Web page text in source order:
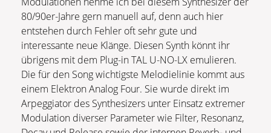
80/90er-Jahre gern manuell auf, denn auch hier
entstehen durch Fehler oft sehr gute und
interessante neue Klänge. Diesen Synth könnt ihr
übrigens mit dem Plug-in TAL U-NO-LX emulieren.
Die für den Song wichtigste Melodielinie kommt aus
einem Elektron Analog Four. Sie wurde direkt im
Arpeggiator des Synthesizers unter Einsatz extremer
Modulation diverser Parameter wie Filter, Resonanz,